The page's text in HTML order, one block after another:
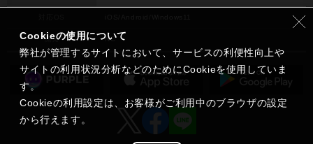
開発 NC
Cookieの使用について
弊社が管理するサイトにおいて、サービスの利便性向上や
サイトの利用状況分析などのためにCookieを使用していま
す。
Cookieの利用設定は、お客様がご利用中のブラウザの設定
から行えます。